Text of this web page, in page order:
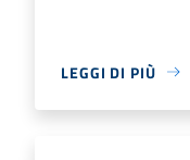
LEGGI DI PIÙ